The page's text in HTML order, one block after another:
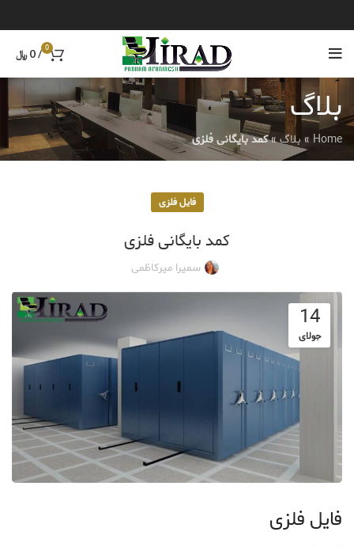
0
/
0 ﷼
بلاگ
Home
»بلاگ»کمد بایگانی فلزی
فایل فلزی
کمد بایگانی فلزی
سمیرا میرکاظمی
14
جولای
فایل فلزی